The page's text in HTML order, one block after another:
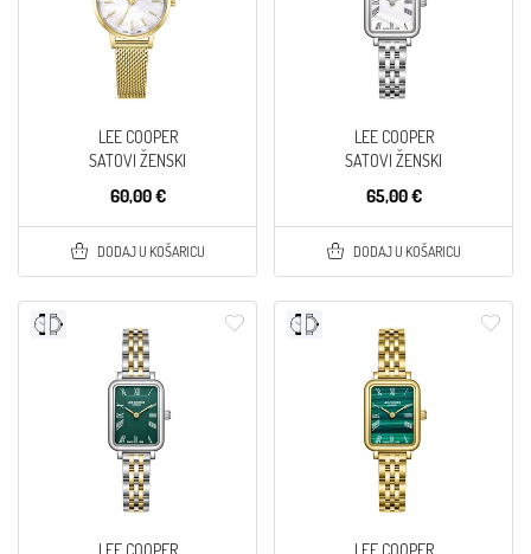
LEE COOPER
SATOVI ŽENSKI
60,00 €
DODAJ U KOŠARICU
LEE COOPER
SATOVI ŽENSKI
65,00 €
DODAJ U KOŠARICU
LEE COOPER LEE COOPER